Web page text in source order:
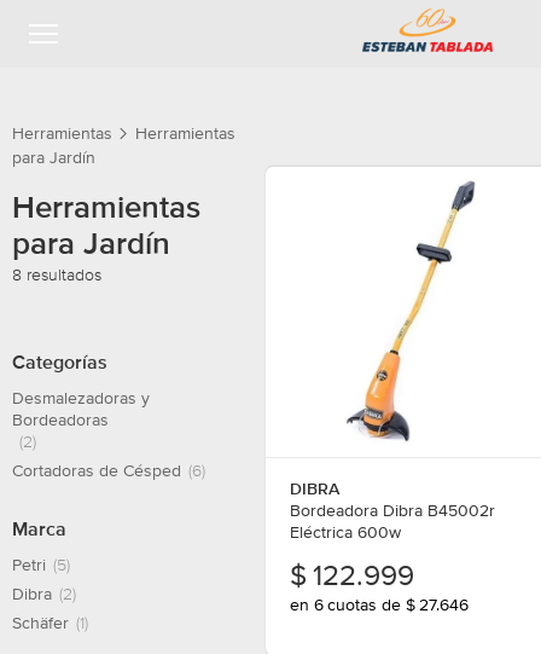
Herramientas
Herramientas
para Jardín
Herramientas
para Jardín
8 resultados
Categorías
Desmalezadoras y
Bordeadoras
(2)
Cortadoras de Césped (6)
Marca
Petri (5)
Dibra (2)
Schäfer (1)
DIBRA
Bordeadora Dibra B45002r
Eléctrica 600w
$122.999
en 6 cuotas de $ 27.646